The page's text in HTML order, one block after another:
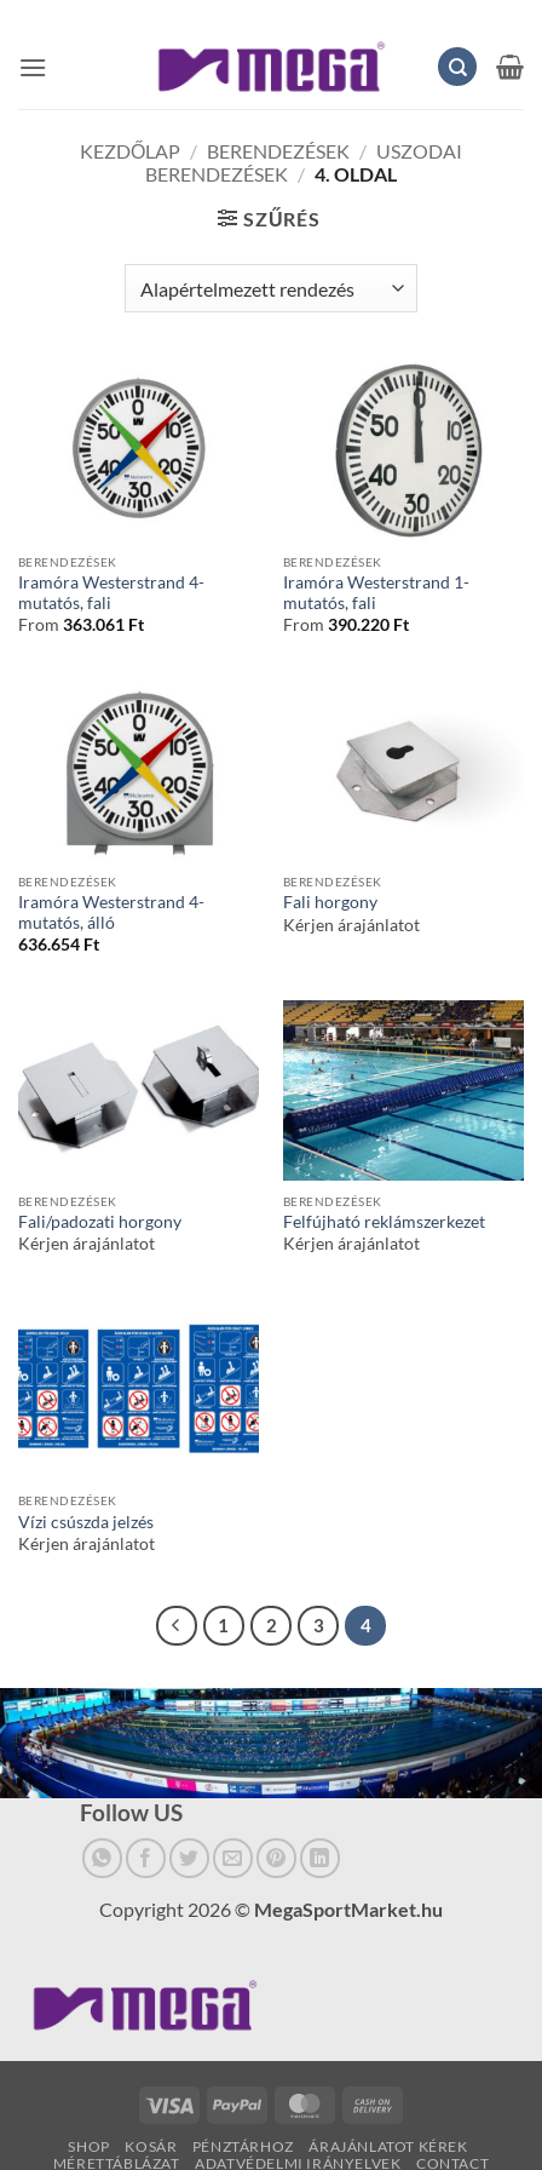
content
KEZDŐLAP / BERENDEZÉSEK / USZODAI
BERENDEZÉSEK / 4. OLDAL
SZŰRÉS
BERENDEZÉSEK
Iramóra Westerstrand 4-
mutatós, fali
From 363.061 Ft
BERENDEZÉSEK
Iramóra Westerstrand 1-
mutatós, fali
From 390.220 Ft
BERENDEZÉSEK
Iramóra Westerstrand 4-
mutatós, álló
636.654 Ft
BERENDEZÉSEK
Fali horgony
Kérjen árajánlatot
BERENDEZÉSEK
Fali/padozati horgony
Kérjen árajánlatot
BERENDEZÉSEK
Felfújható reklámszerkezet
Kérjen árajánlatot
BERENDEZÉSEK
Vízi csúszda jelzés
Kérjen árajánlatot
1 2 3 4
Follow US
Copyright 2026 © MegaSportMarket.hu
Visa PayPal MasterCard
Delivery
SHOP KOSÁR PÉNZTÁRHOZ
ÁRAJÁNLATOT KÉREK
MÉRETTÁBLÁZAT
ADATVÉDELMI IRÁNYELVEK CONTACT